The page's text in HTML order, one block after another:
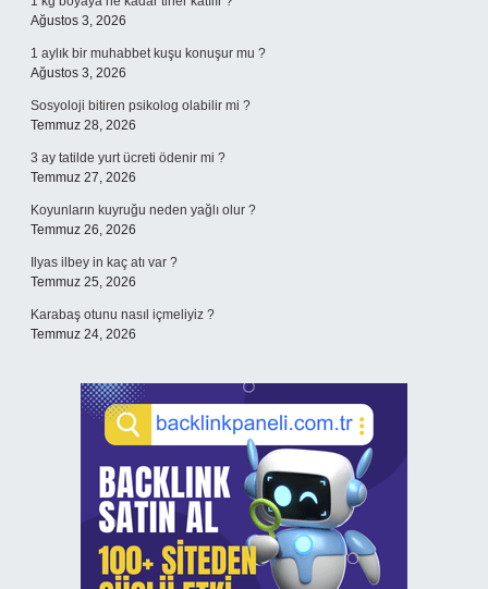
Ağustos 3, 2026
1 aylık bir muhabbet kuşu konuşur mu ?
Ağustos 3, 2026
Sosyoloji bitiren psikolog olabilir mi ?
Temmuz 28, 2026
3 ay tatilde yurt ücreti ödenir mi ?
Temmuz 27, 2026
Koyunların kuyruğu neden yağlı olur ?
Temmuz 26, 2026
Ilyas ilbey in kaç atı var ?
Temmuz 25, 2026
Karabaş otunu nasıl içmeliyiz ?
Temmuz 24, 2026